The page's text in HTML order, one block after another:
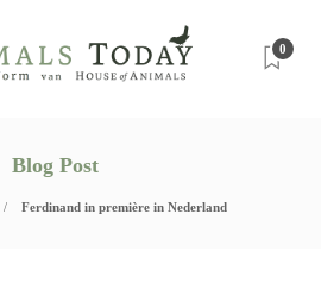
0
Blog Post
Ferdinand in première in Nederland